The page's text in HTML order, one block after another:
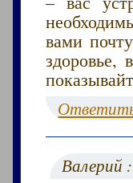
вами
здоровье,
Валерий